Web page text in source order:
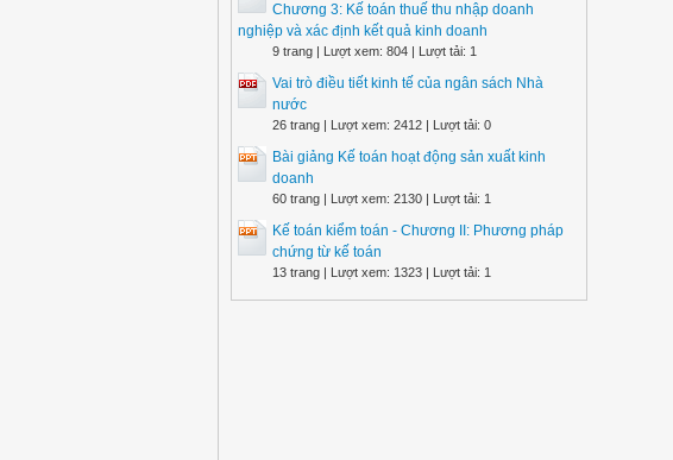
Chương 3: Kế toán thuế thu nhập doanh
nghiệp và xác định kết quả kinh doanh
9 trang | Lượt xem: 804 | Lượt tải: 1
Vai trò điều tiết kinh tế của ngân sách Nhà
nước
26 trang | Lượt xem: 2412 | Lượt tải: 0
Bài giảng Kế toán hoạt động sản xuất kinh
doanh
60 trang | Lượt xem: 2130 | Lượt tải: 1
Kế toán kiểm toán - Chương II: Phương pháp
chứng từ kế toán
13 trang | Lượt xem: 1323 | Lượt tải: 1